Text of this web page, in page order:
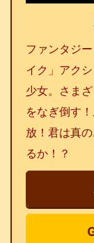
ファンタジ
イク」アク
少女。さま
をなぎ倒す
放！君は真
るか！？